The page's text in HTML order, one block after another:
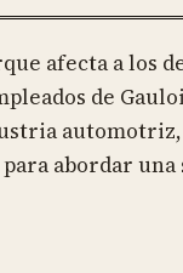
afecta a los
de
automotriz,
abordar